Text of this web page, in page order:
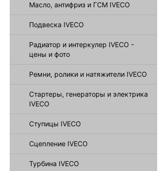
Масло, антифриз и ГСМ IVECO
Подвеска IVECO
Радиатор и интеркулер IVECO -
цены и фото
Ремни, ролики и натяжители IVECO
Стартеры, генераторы и электрика
IVECO
Ступицы IVECO
Сцепление IVECO
Турбина IVECO